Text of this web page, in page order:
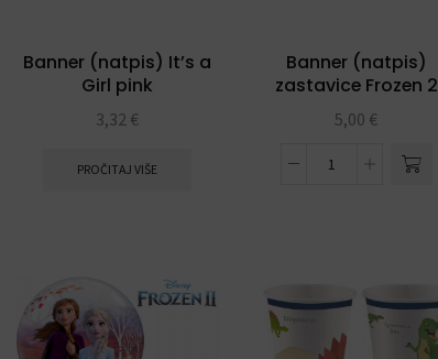
Banner (natpis) It’s a
Girl pink
3,32 €
PROČITAJ VIŠE
Banner (natpis)
zastavice Frozen 2
5,00 €